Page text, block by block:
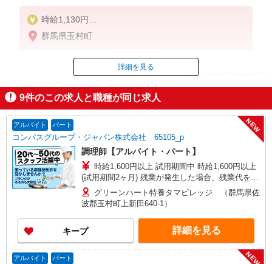
時給1,130円
※22:00〜翌5:00：時給1,413円
※高校生時給1,080円
群馬県玉村町
ID：AE0518308917
掲載期間終了
詳細を見る
9件のこの求人と職種が同じ求人
アルバイト パート
コンパスグループ・ジャパン株式会社 65105_p
NEW
調理師【アルバイト・パート】
時給1,600円以上 試用期間中 時給1,600円以上
(試用期間2ヶ月) 残業が発生した場合、残業代を1
分単位で別途支給します。
グリーンハート特養タマビレッジ （群馬県佐
波郡玉村町上新田640-1）
キープ 詳細を見る
アルバイト パート NEW